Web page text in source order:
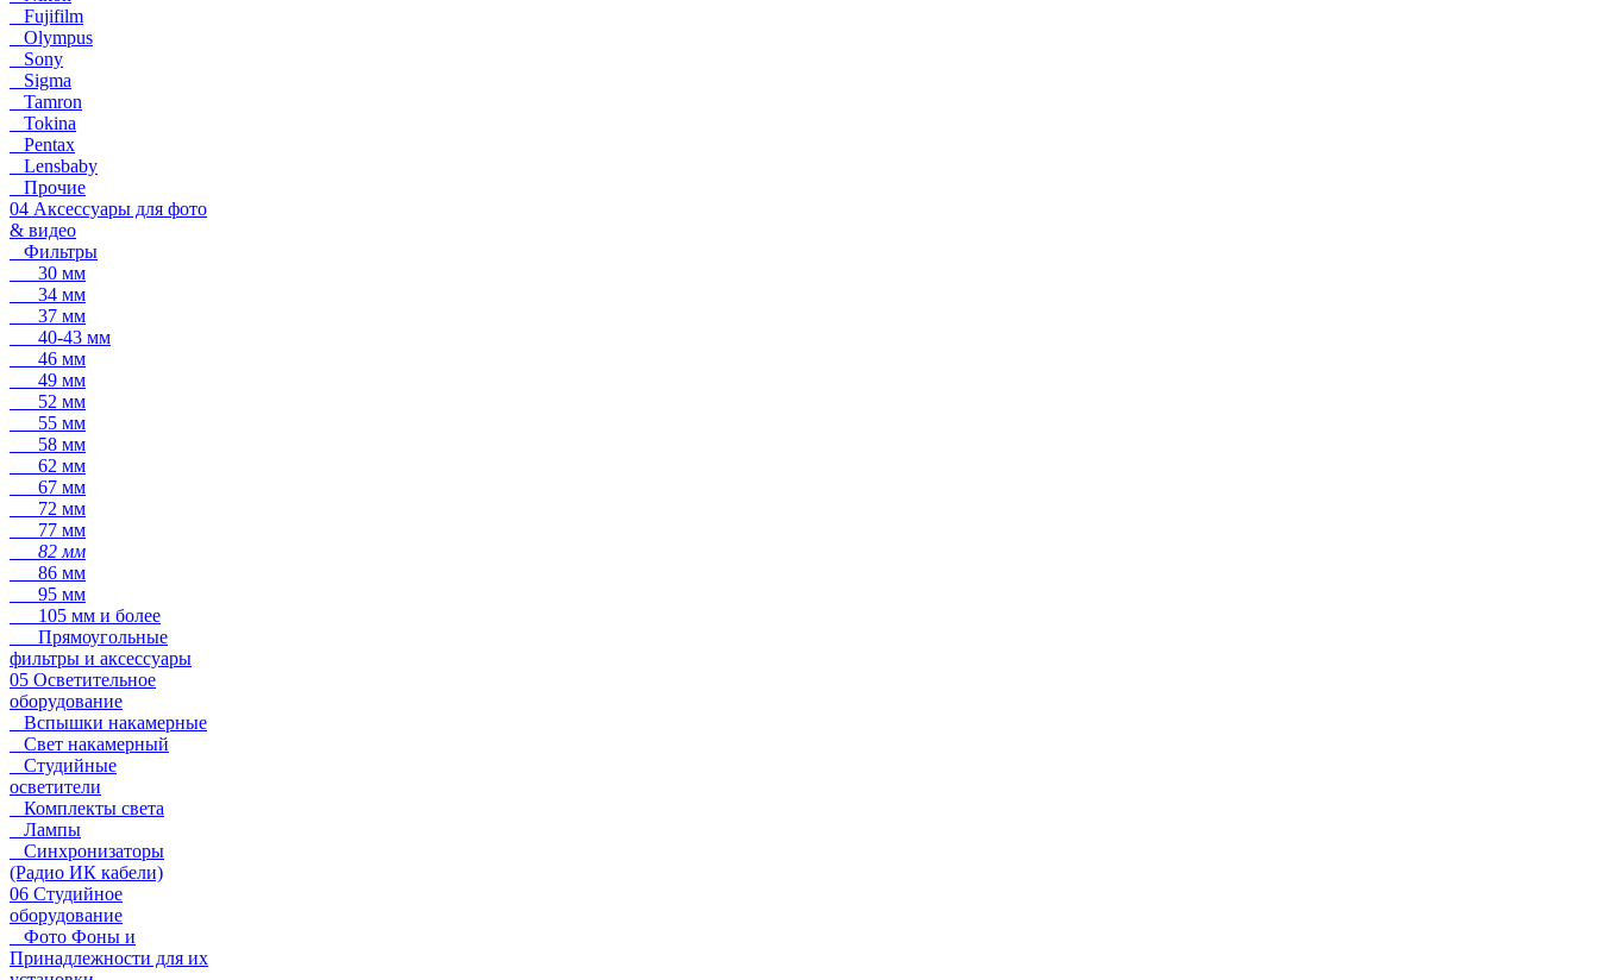
Fujifilm
Olympus
Sony
Sigma
Tamron
Tokina
Pentax
Lensbaby
Прочие
04 Аксессуары для фото
& видео
Фильтры
30 мм
34 мм
37 мм
40-43 мм
46 мм
49 мм
52 мм
55 мм
58 мм
62 мм
67 мм
72 мм
77 мм
82 мм
86 мм
95 мм
105 мм и более
Прямоугольные
фильтры и аксессуары
05 Осветительное
оборудование
Вспышки накамерные
Свет накамерный
Студийные
осветители
Комплекты света
Лампы
Синхронизаторы
(Радио ИК кабели)
06 Студийное
оборудование
Фото Фоны и
Принадлежности для их